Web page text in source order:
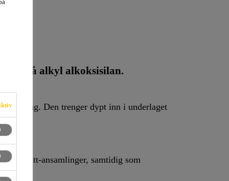
på alkyl alkoksisilan.
og skitt-ansamlinger, samtidig som